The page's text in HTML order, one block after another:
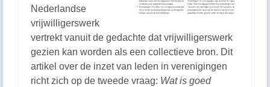
Nederlandse
vrijwilligerswerk
vertrekt vanuit de gedachte dat vrijwilligerswerk
gezien kan worden als een collectieve bron. Dit
artikel over de inzet van leden in verenigingen
richt zich op de tweede vraag: Wat is goed